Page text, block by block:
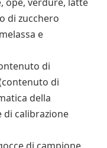
di zucchero
e
di
di
della
di calibrazione